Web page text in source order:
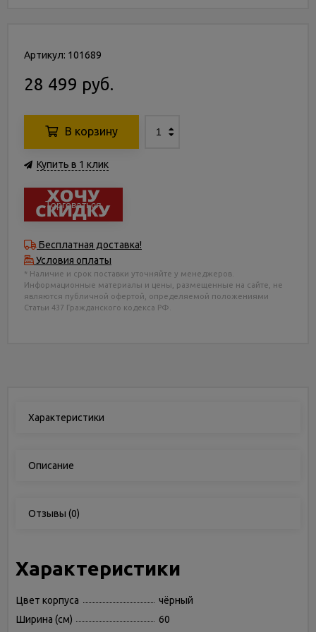
Артикул: 101689
28 499 руб.
В корзину
Купить в 1 клик
Торговаться
Бесплатная доставка!
Условия оплаты
* Наличие и срок поставки уточняйте у менеджеров.
Информационные материалы и цены, размещенные на сайте, не
являются публичной офертой, определяемой положениями
Статьи 437 Гражданского кодекса РФ.
Характеристики
Описание
Отзывы (0)
Характеристики
Цвет корпуса
чёрный
Ширина (см)
60